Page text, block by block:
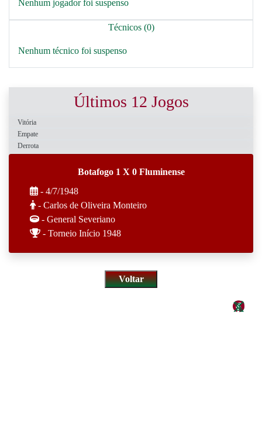
Nenhum jogador foi suspenso
Técnicos (0)
Nenhum técnico foi suspenso
Últimos 12 Jogos
Vitória
Empate
Derrota
Botafogo 1 X 0 Fluminense
- 4/7/1948
- Carlos de Oliveira Monteiro
- General Severiano
- Torneio Início 1948